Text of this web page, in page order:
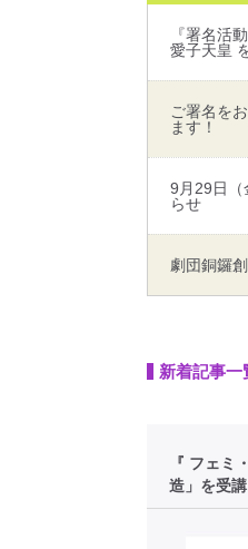
『署名活
愛子天皇
ご署名を
ます！
9月29日
らせ
劇団銅鑼
新着記事一
『 フェ
造」を受